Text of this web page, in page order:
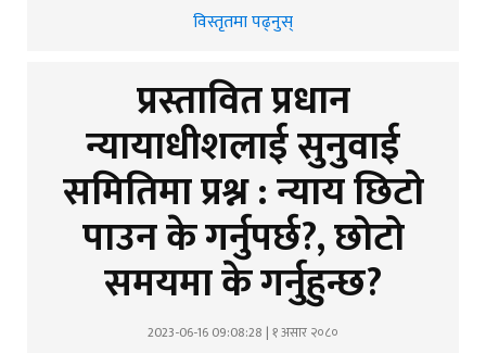
विस्तृतमा पढ्नुस्
प्रस्तावित प्रधान
न्यायाधीशलाई सुनुवाई
समितिमा प्रश्न : न्याय छिटो
पाउन के गर्नुपर्छ?, छोटो
समयमा के गर्नुहुन्छ?
2023-06-16 09:08:28 | १ असार २०८०